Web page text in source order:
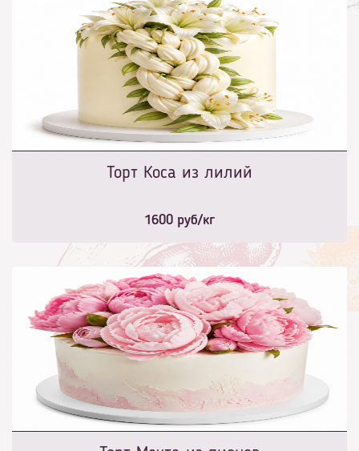
Торт Коса из лилий
1600 руб/кг